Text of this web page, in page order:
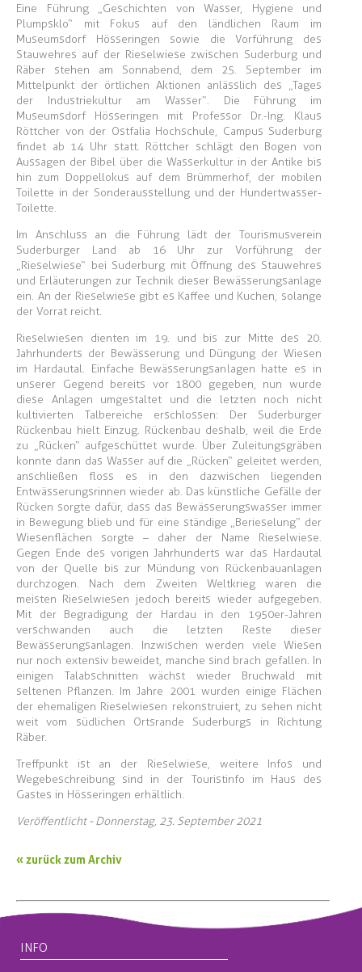
Eine Führung „Geschichten von Wasser, Hygiene und
Plumpsklo“ mit Fokus auf den ländlichen Raum im
Museumsdorf Hösseringen sowie die Vorführung des
Stauwehres auf der Rieselwiese zwischen Suderburg und
Räber stehen am Sonnabend, dem 25. September im
Mittelpunkt der örtlichen Aktionen anlässlich des „Tages
der Industriekultur am Wasser“. Die Führung im
Museumsdorf Hösseringen mit Professor Dr.-Ing. Klaus
Röttcher von der Ostfalia Hochschule, Campus Suderburg
findet ab 14 Uhr statt. Röttcher schlägt den Bogen von
Aussagen der Bibel über die Wasserkultur in der Antike bis
hin zum Doppellokus auf dem Brümmerhof, der mobilen
Toilette in der Sonderausstellung und der Hundertwasser-
Toilette.
Im Anschluss an die Führung lädt der Tourismusverein
Suderburger Land ab 16 Uhr zur Vorführung der
„Rieselwiese“ bei Suderburg mit Öffnung des Stauwehres
und Erläuterungen zur Technik dieser Bewässerungsanlage
ein. An der Rieselwiese gibt es Kaffee und Kuchen, solange
der Vorrat reicht.
Rieselwiesen dienten im 19. und bis zur Mitte des 20.
Jahrhunderts der Bewässerung und Düngung der Wiesen
im Hardautal. Einfache Bewässerungsanlagen hatte es in
unserer Gegend bereits vor 1800 gegeben, nun wurde
diese Anlagen umgestaltet und die letzten noch nicht
kultivierten Talbereiche erschlossen: Der Suderburger
Rückenbau hielt Einzug. Rückenbau deshalb, weil die Erde
zu „Rücken“ aufgeschüttet wurde. Über Zuleitungsgräben
konnte dann das Wasser auf die „Rücken“ geleitet werden,
anschließen floss es in den dazwischen liegenden
Entwässerungsrinnen wieder ab. Das künstliche Gefälle der
Rücken sorgte dafür, dass das Bewässerungswasser immer
in Bewegung blieb und für eine ständige „Berieselung“ der
Wiesenflächen sorgte – daher der Name Rieselwiese.
Gegen Ende des vorigen Jahrhunderts war das Hardautal
von der Quelle bis zur Mündung von Rückenbauanlagen
durchzogen. Nach dem Zweiten Weltkrieg waren die
meisten Rieselwiesen jedoch bereits wieder aufgegeben.
Mit der Begradigung der Hardau in den 1950er-Jahren
verschwanden auch die letzten Reste dieser
Bewässerungsanlagen. Inzwischen werden viele Wiesen
nur noch extensiv beweidet, manche sind brach gefallen. In
einigen Talabschnitten wächst wieder Bruchwald mit
seltenen Pflanzen. Im Jahre 2001 wurden einige Flächen
der ehemaligen Rieselwiesen rekonstruiert, zu sehen nicht
weit vom südlichen Ortsrande Suderburgs in Richtung
Räber.
Treffpunkt ist an der Rieselwiese, weitere Infos und
Wegebeschreibung sind in der Touristinfo im Haus des
Gastes in Hösseringen erhältlich.
Veröffentlicht - Donnerstag, 23. September 2021
« zurück zum Archiv
INFO